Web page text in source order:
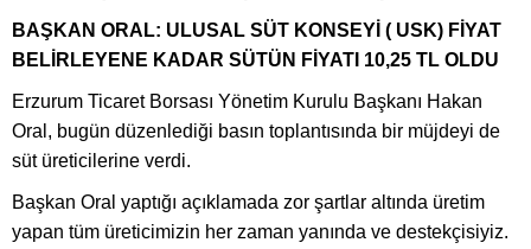
BAŞKAN ORAL: ULUSAL SÜT KONSEYİ ( USK) FİYAT
BELİRLEYENE KADAR SÜTÜN FİYATI 10,25 TL OLDU
Erzurum Ticaret Borsası Yönetim Kurulu Başkanı Hakan
Oral, bugün düzenlediği basın toplantısında bir müjdeyi de
süt üreticilerine verdi.
Başkan Oral yaptığı açıklamada zor şartlar altında üretim
yapan tüm üreticimizin her zaman yanında ve destekçisiyiz.